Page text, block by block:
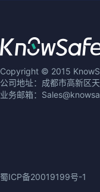
Copyright © 2015
公司地址：成都市高新区
业务邮箱：
蜀ICP备20019199号-1